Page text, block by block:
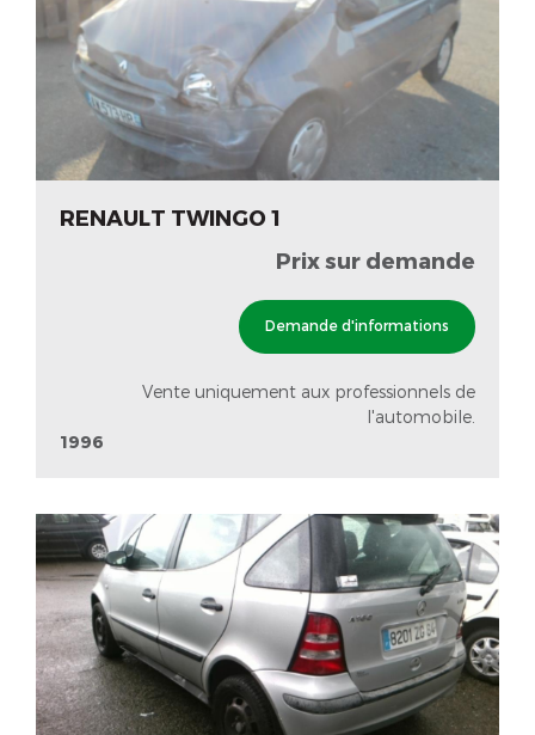
RENAULT TWINGO 1
Prix sur demande
Demande d'informations
Vente uniquement aux professionnels de
l'automobile.
1996